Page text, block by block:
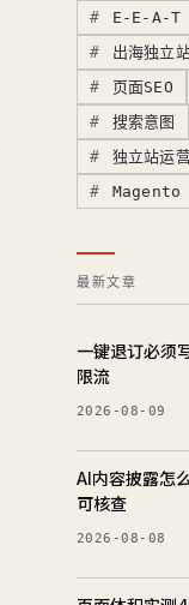
E-E-A-T
出海独立
页面SEO
搜索意图
独立站运
Magento
最新文章
一键退订必须
限流
2026-08-09
AI内容披露怎
可核查
2026-08-08